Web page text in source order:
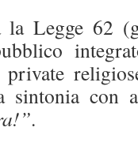
Legge 62
private
sintonia con
.